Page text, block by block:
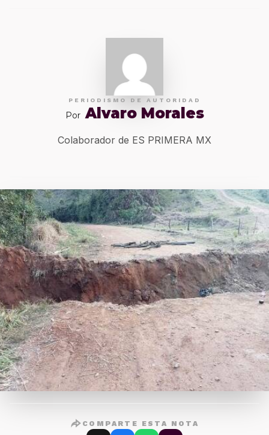
PERIODISMO DE AUTORIDAD
Por Alvaro Morales
Colaborador de ES PRIMERA MX
COMPARTE ESTA NOTA